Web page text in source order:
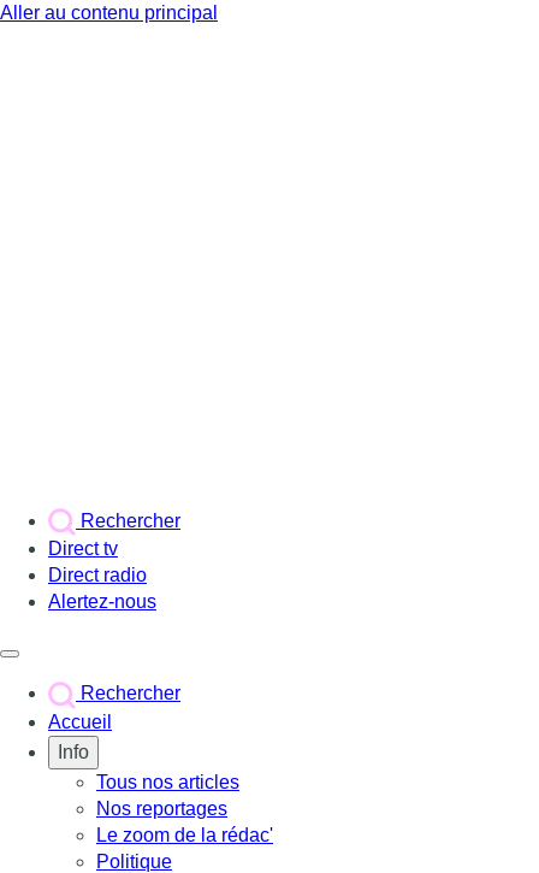
Aller au contenu principal
Rechercher
Direct tv
Direct radio
Alertez-nous
Rechercher
Accueil
Info
Tous nos articles
Nos reportages
Le zoom de la rédac'
Politique